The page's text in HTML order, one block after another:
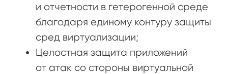
и отчетности в гетерогенной среде
благодаря единому контуру защиты
сред виртуализации;
Целостная защита приложений
от атак со стороны виртуальной